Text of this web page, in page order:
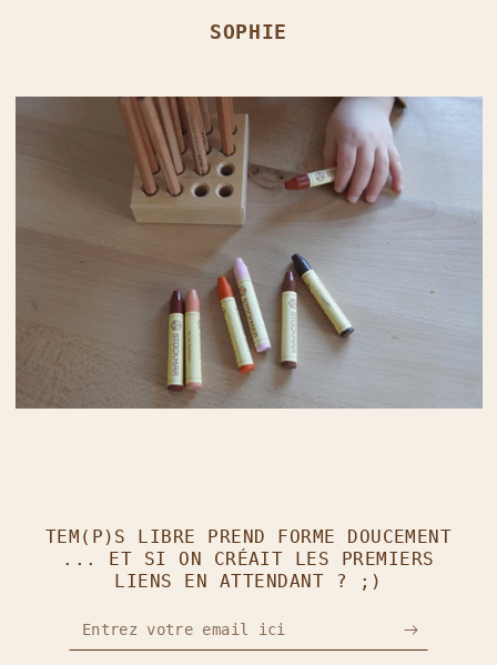
SOPHIE
TEM(P)S LIBRE PREND FORME DOUCEMENT
... ET SI ON CRÉAIT LES PREMIERS
LIENS EN ATTENDANT ? ;)
Entrez votre email ici